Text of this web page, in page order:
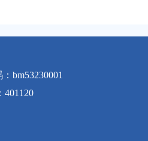
bm53230001
401120